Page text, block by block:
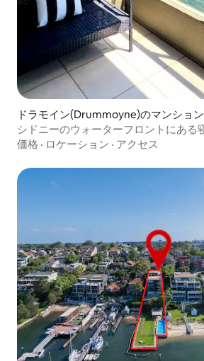
ドラモイン(Drummoyne)のマンション
ト
シドニーのウォーターフロントにある
価格 · ロケーション · アクセス